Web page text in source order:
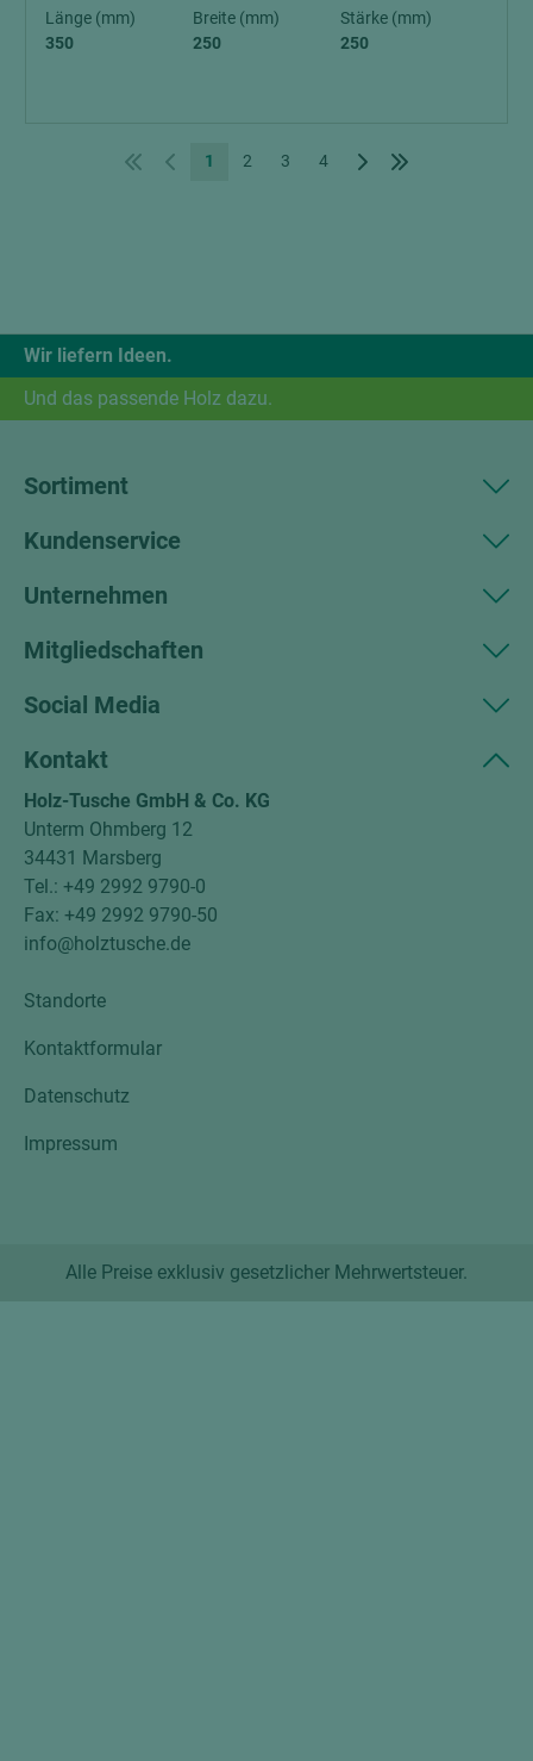
Länge (mm)
350
Breite (mm)
250
Stärke (mm)
250
1 2 3 4
Wir liefern Ideen.
Und das passende Holz dazu.
Sortiment
Kundenservice
Unternehmen
Mitgliedschaften
Social Media
Kontakt
Holz-Tusche GmbH & Co. KG
Unterm Ohmberg 12
34431 Marsberg
Tel.: +49 2992 9790-0
Fax: +49 2992 9790-50
info@holztusche.de
Standorte
Kontaktformular
Datenschutz
Impressum
Alle Preise exklusiv gesetzlicher Mehrwertsteuer.